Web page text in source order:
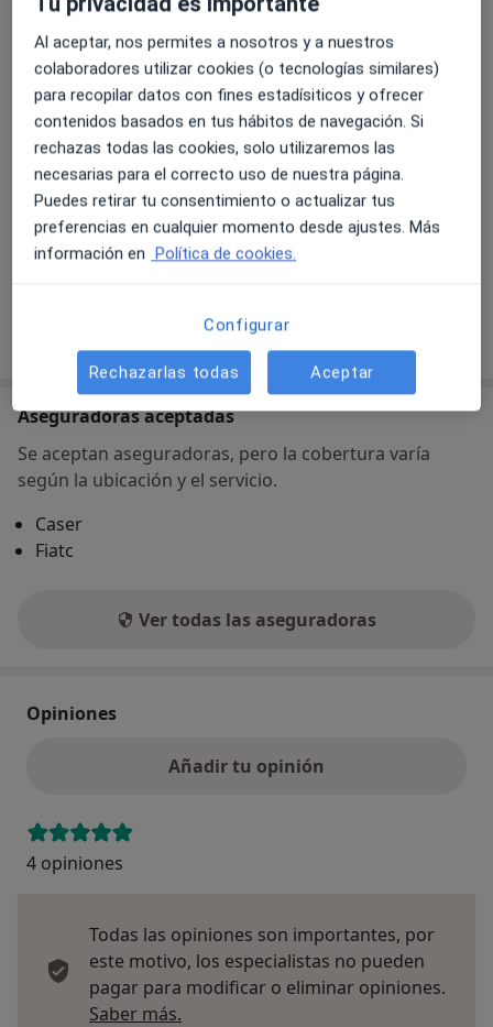
Consultorio privado
AVDA. DE PABLO IGLESIAS, 90 - BAJO, Gijon-Este
Gijón33204
Ampliarse abre en una nueva
Disponibilidad
Este especialista no ofrece reserva online en esta
dirección
¿Qué puedo hacer ahora?
Mostrar más detalles
Aseguradoras aceptadas
Se aceptan aseguradoras, pero la cobertura varía
según la ubicación y el servicio.
Caser
Fiatc
Ver todas las aseguradoras
Opiniones
Añadir tu opinión
4 opiniones
Todas las opiniones son importantes, por
este motivo, los especialistas no pueden
pagar para modificar o eliminar opiniones.
Saber más.
Al aceptar, nos permites a nosotros y a nuestros
colaboradores utilizar cookies (o tecnologías similares)
para recopilar datos con fines estadísiticos y ofrecer
contenidos basados en tus hábitos de navegación. Si
rechazas todas las cookies, solo utilizaremos las
necesarias para el correcto uso de nuestra página.
Puedes retirar tu consentimiento o actualizar tus
preferencias en cualquier momento desde ajustes. Más
información en Política de cookies.
Configurar
Rechazarlas todas Aceptar